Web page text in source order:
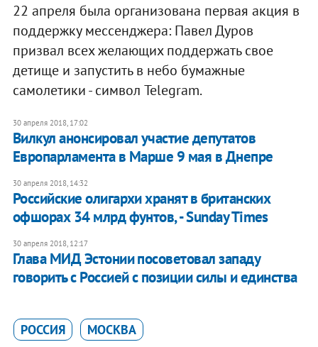
22 апреля была организована первая акция в
поддержку мессенджера: Павел Дуров
призвал всех желающих поддержать свое
детище и запустить в небо бумажные
самолетики - символ Telegram.
30 апреля 2018, 17:02
Вилкул анонсировал участие депутатов
Европарламента в Марше 9 мая в Днепре
30 апреля 2018, 14:32
Российские олигархи хранят в британских
офшорах 34 млрд фунтов, - Sunday Times
30 апреля 2018, 12:17
Глава МИД Эстонии посоветовал западу
говорить с Россией с позиции силы и единства
РОССИЯ
МОСКВА